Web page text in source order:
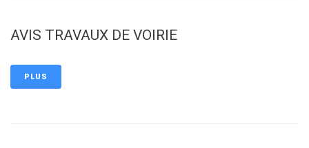
AVIS TRAVAUX DE VOIRIE
PLUS